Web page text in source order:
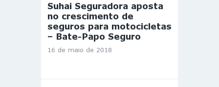
Suhai Seguradora aposta
no crescimento de
seguros para motocicletas
– Bate-Papo Seguro
16 de maio de 2018